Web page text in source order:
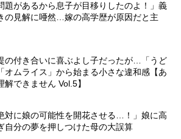
題があるから息子が目移りしたのよ！」義
の見解に唖然…嫁の高学歴が原因だと主
の付き合いに喜ぶよし子だったが…「うど
オムライス」から始まる小さな違和感【あ
解できません Vol.5】
対に娘の可能性を開花させる…！」娘に高
自分の夢を押しつけた母の大誤算